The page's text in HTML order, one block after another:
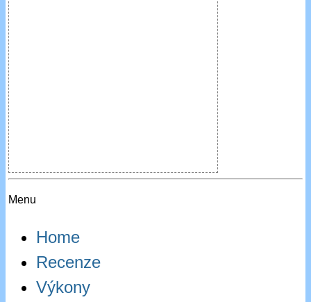
Menu
Home
Recenze
Výkony